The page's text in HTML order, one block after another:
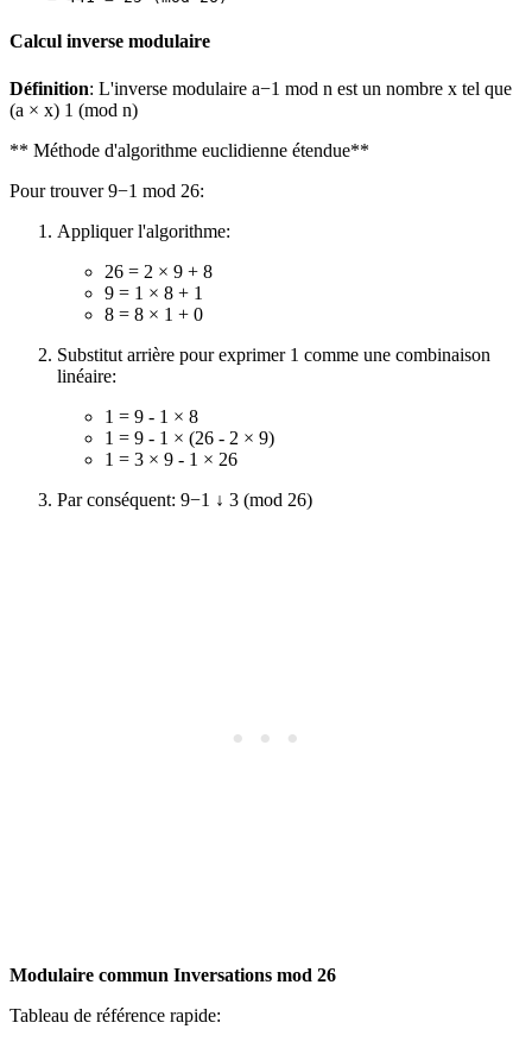
Calcul inverse modulaire
Définition: L'inverse modulaire a−1 mod n est un nombre x tel que
(a × x) 1 (mod n)
** Méthode d'algorithme euclidienne étendue**
Pour trouver 9−1 mod 26:
Appliquer l'algorithme:
26 = 2 × 9 + 8
9 = 1 × 8 + 1
8 = 8 × 1 + 0
Substitut arrière pour exprimer 1 comme une combinaison
linéaire:
1 = 9 - 1 × 8
1 = 9 - 1 × (26 - 2 × 9)
1 = 3 × 9 - 1 × 26
Par conséquent: 9−1 ↓ 3 (mod 26)
Modulaire commun Inversations mod 26
Tableau de référence rapide: